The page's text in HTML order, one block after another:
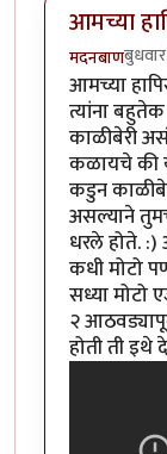
आमच्या
मदनबाण
आमच्या
त्यांना
काळीबेरी
कळायचे की
कडुन
असल्याने
धरले होते. :)
कधी मोटो
सध्या मोटो
२
होती ती इथे